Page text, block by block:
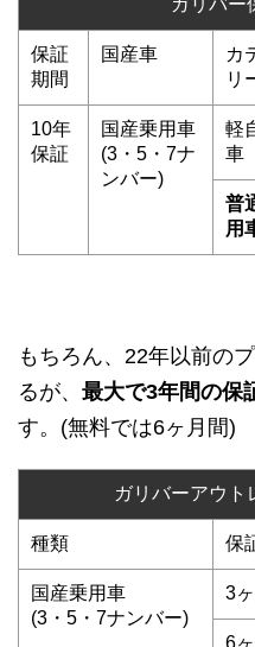
ガリバー
保証
期間
国産車
カ
リ
10年
保証
国産乗用車
(3・5・7ナ
ンバー)
軽
車
普
用
もちろん、22年以前の
るが、 最大で3年間の保
す。(無料では6ヶ月間)
ガリバーアウト
種類 保
国産乗用車
(3・5・7ナンバー)
3